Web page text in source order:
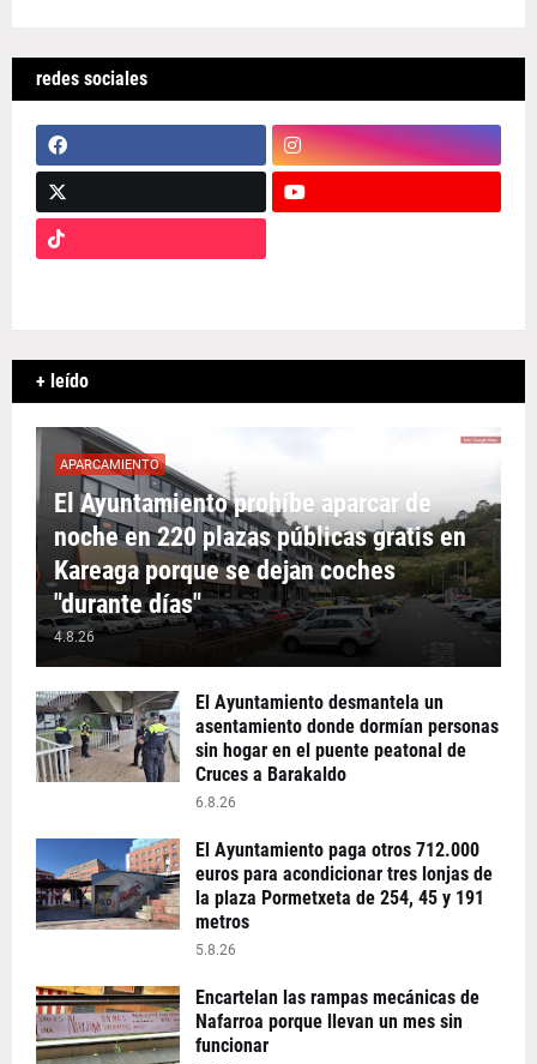
redes sociales
+ leído
APARCAMIENTO
El Ayuntamiento prohíbe aparcar de
noche en 220 plazas públicas gratis en
Kareaga porque se dejan coches
"durante días"
4.8.26
El Ayuntamiento desmantela un
asentamiento donde dormían personas
sin hogar en el puente peatonal de
Cruces a Barakaldo
6.8.26
El Ayuntamiento paga otros 712.000
euros para acondicionar tres lonjas de
la plaza Pormetxeta de 254, 45 y 191
metros
5.8.26
Encartelan las rampas mecánicas de
Nafarroa porque llevan un mes sin
funcionar